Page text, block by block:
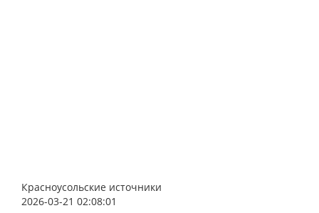
Красноусольские источники
2026-03-21 02:08:01